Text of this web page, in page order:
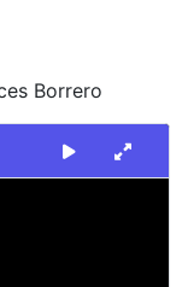
Borrero